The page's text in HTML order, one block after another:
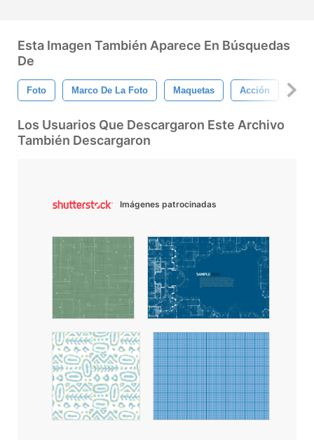
Esta Imagen También Aparece En Búsquedas
De
Foto Marco De La Foto Maquetas Acción
Los Usuarios Que Descargaron Este Archivo
También Descargaron
Imágenes patrocinadas